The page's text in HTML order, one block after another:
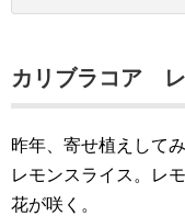
カリブラコア
昨年、寄せ植えして
レモンスライス。レ
花が咲く。